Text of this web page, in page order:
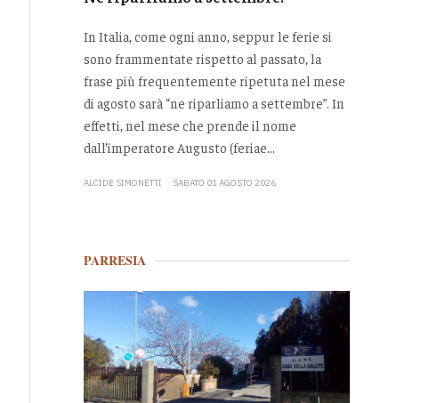
In Italia, come ogni anno, seppur le ferie si
sono frammentate rispetto al passato, la
frase più frequentemente ripetuta nel mese
di agosto sarà “ne riparliamo a settembre”. In
effetti, nel mese che prende il nome
dall’imperatore Augusto (feriae...
ALCIDE SIMONETTI SABATO 01 AGOSTO 2026
PARRESIA